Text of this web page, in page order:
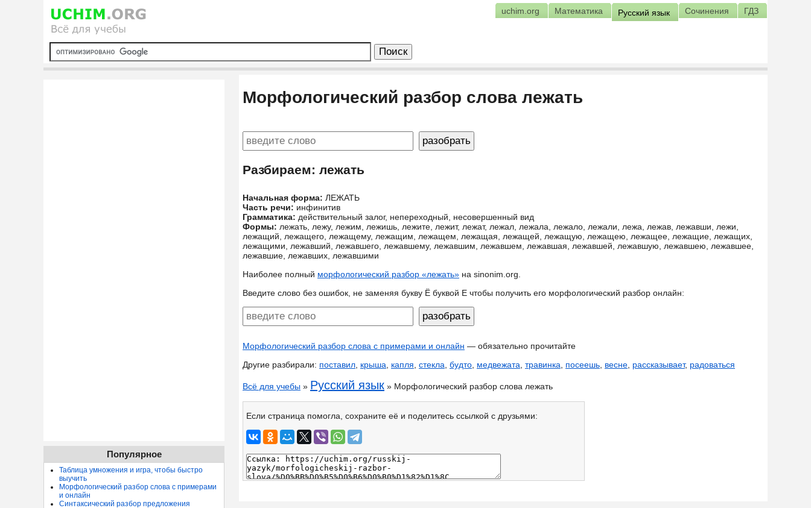
uchim.org Математика Русский язык Сочинения ГДЗ
Морфологический разбор слова лежать
Разбираем: лежать
Начальная форма: ЛЕЖАТЬ
Часть речи: инфинитив
Грамматика: действительный залог, непереходный, несовершенный вид
Формы: лежать, лежу, лежим, лежишь, лежите, лежит, лежат, лежал, лежала, лежало, лежали, лежа, лежав, лежавши, лежи,
лежащий, лежащего, лежащему, лежащим, лежащем, лежащая, лежащей, лежащую, лежащею, лежащее, лежащие, лежащих,
лежащими, лежавший, лежавшего, лежавшему, лежавшим, лежавшем, лежавшая, лежавшей, лежавшую, лежавшею, лежавшее,
лежавшие, лежавших, лежавшими
Наиболее полный морфологический разбор «лежать» на sinonim.org.
Введите слово без ошибок, не заменяя букву Ё буквой Е чтобы получить его морфологический разбор онлайн:
Морфологический разбор слова с примерами и онлайн — обязательно прочитайте
Другие разбирали: поставил крыша капля стекла будто медвежата травинка посеешь весне рассказывает, радоваться
Всё для учебы » Русский язык » Морфологический разбор слова лежать
Если страница помогла, сохраните её и поделитесь ссылкой с друзьями:
Популярное
Таблица умножения и игра, чтобы быстро
выучить
Морфологический разбор слова с примерами
и онлайн
Синтаксический разбор предложения